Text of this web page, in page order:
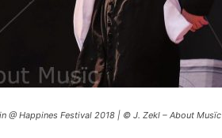
@ Happines Festival 2018 | © J. Zekl – About Musïc